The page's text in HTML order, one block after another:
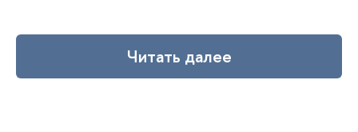
Читать далее